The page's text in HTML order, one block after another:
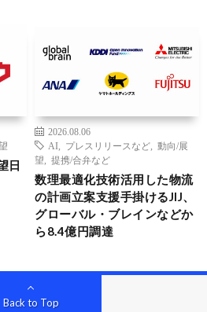
日
2026.08.06
AI
プレスリリースなど
動向/展
望
提携/合弁など
数理最適化技術活用した物流
の計画立案支援手掛けるJIJ、
グローバル・ブレインなどか
ら8.4億円調達
Back to Top